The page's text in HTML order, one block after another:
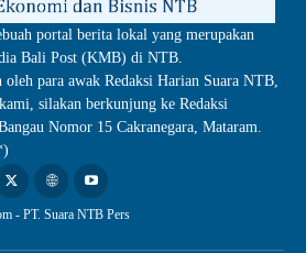
portal berita lokal yang merupakan
Bali Post (KMB) di NTB.
para awak Redaksi Harian Suara NTB,
silakan berkunjung ke Redaksi
Nomor 15 Cakranegara, Mataram.
- PT. Suara NTB Pers